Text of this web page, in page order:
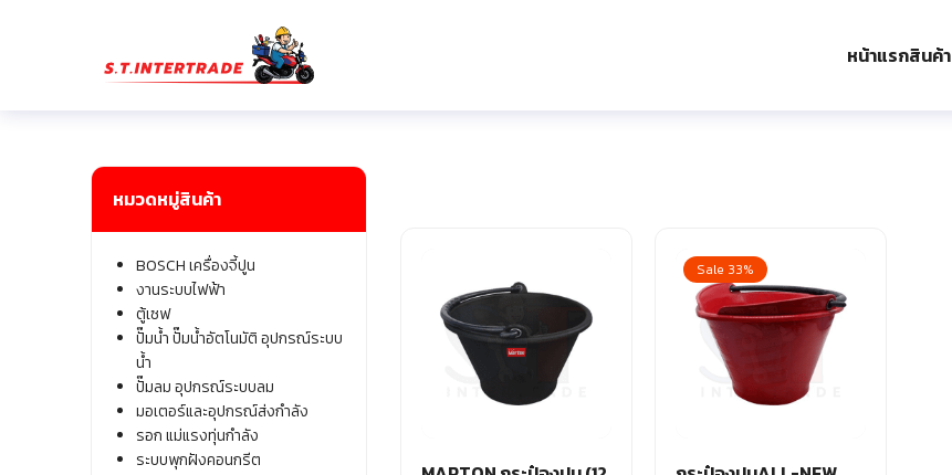
หน้าแรกสินค้า
หมวดหมู่สินค้า
BOSCH เครื่องจี้ปูน
งานระบบไฟฟ้า
ตู้เซฟ
ปั๊มน้ำ ปั๊มน้ำอัตโนมัติ อุปกรณ์ระบบ
น้ำ
ปั๊มลม อุปกรณ์ระบบลม
มอเตอร์และอุปกรณ์ส่งกำลัง
รอก แม่แรงทุ่นกำลัง
ระบบพุกฝังคอนกรีต
Sale 33%